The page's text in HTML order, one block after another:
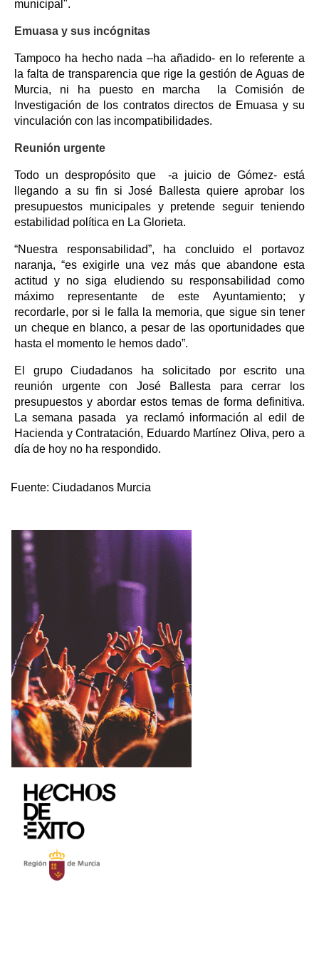
municipal".
Emuasa y sus incógnitas
Tampoco ha hecho nada –ha añadido- en lo referente a
la falta de transparencia que rige la gestión de Aguas de
Murcia, ni ha puesto en marcha la Comisión de
Investigación de los contratos directos de Emuasa y su
vinculación con las incompatibilidades.
Reunión urgente
Todo un despropósito que -a juicio de Gómez- está
llegando a su fin si José Ballesta quiere aprobar los
presupuestos municipales y pretende seguir teniendo
estabilidad política en La Glorieta.
“Nuestra responsabilidad”, ha concluido el portavoz
naranja, “es exigirle una vez más que abandone esta
actitud y no siga eludiendo su responsabilidad como
máximo representante de este Ayuntamiento; y
recordarle, por si le falla la memoria, que sigue sin tener
un cheque en blanco, a pesar de las oportunidades que
hasta el momento le hemos dado”.
El grupo Ciudadanos ha solicitado por escrito una
reunión urgente con José Ballesta para cerrar los
presupuestos y abordar estos temas de forma definitiva.
La semana pasada ya reclamó información al edil de
Hacienda y Contratación, Eduardo Martínez Oliva, pero a
día de hoy no ha respondido.
Fuente: Ciudadanos Murcia